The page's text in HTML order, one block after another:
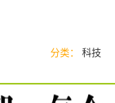
分类： 科技